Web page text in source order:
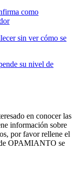
como
sin ver cómo se
su nivel de
en conocer las
información sobre
por favor rellene el
OPAMIANTO se